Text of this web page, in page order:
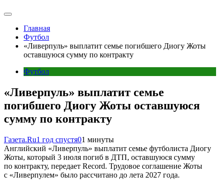
Главная
Футбол
«Ливерпуль» выплатит семье погибшего Диогу Жоты
оставшуюся сумму по контракту
Футбол
«Ливерпуль» выплатит семье
погибшего Диогу Жоты оставшуюся
сумму по контракту
Газета.Ru1 год спустя01 минуты
Английский «Ливерпуль» выплатит семье футболиста Диогу
Жоты, который 3 июля погиб в ДТП, оставшуюся сумму
по контракту, передает Record. Трудовое соглашение Жоты
с «Ливерпулем» было рассчитано до лета 2027 года.